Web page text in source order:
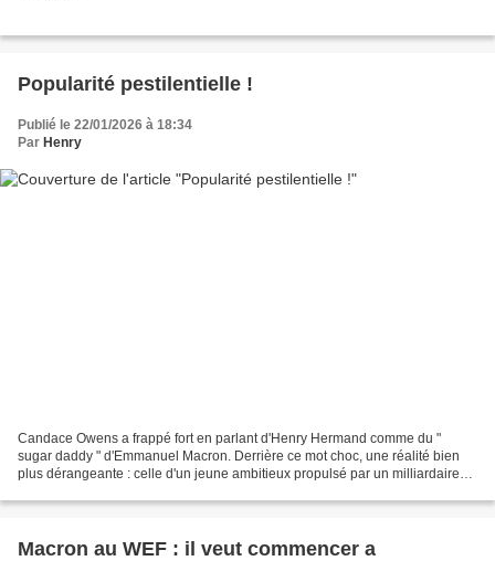
Popularité pestilentielle !
Publié le 22/01/2026 à 18:34
Par Henry
Candace Owens a frappé fort en parlant d'Henry Hermand comme du "
sugar daddy " d'Emmanuel Macron. Derrière ce mot choc, une réalité bien
plus dérangeante : celle d'un jeune ambitieux propulsé par un milliardaire
Macron au WEF : il veut commencer a